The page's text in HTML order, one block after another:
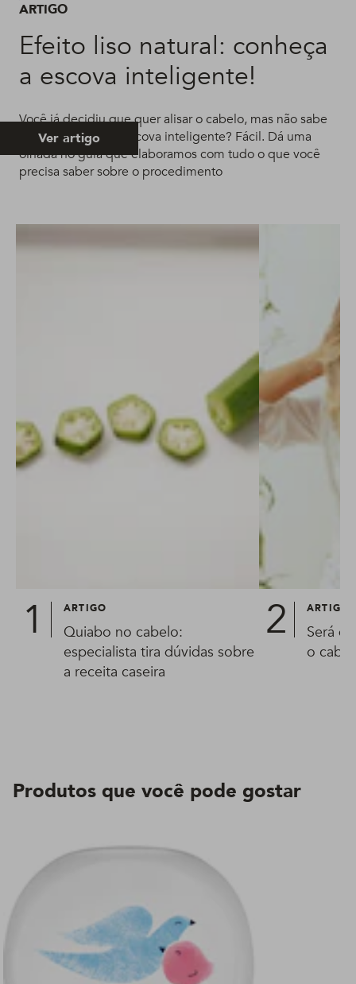
ARTIGO
Efeito liso natural: conheça
a escova inteligente!
Você já decidiu que quer alisar o cabelo, mas não sabe
como age a tal da escova inteligente? Fácil. Dá uma
olhada no guia que elaboramos com tudo o que você
precisa saber sobre o procedimento
Ver artigo
ARTIGO
Quiabo no cabelo:
especialista tira dúvidas sobre
a receita caseira
ARTIGO
Será
o
Produtos que você pode gostar